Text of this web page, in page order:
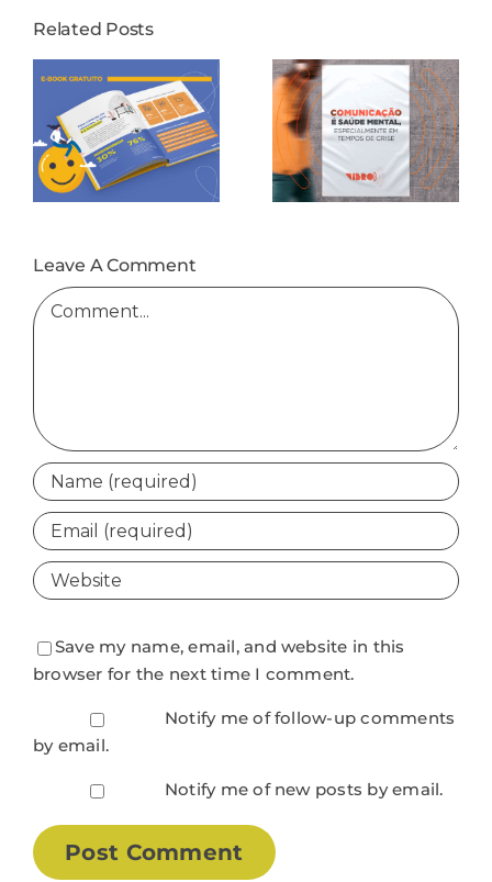
Related Posts
Leave A Comment
Comment
Save my name, email, and website in this
browser for the next time I comment.
Notify me of follow-up comments
by email.
Notify me of new posts by email.